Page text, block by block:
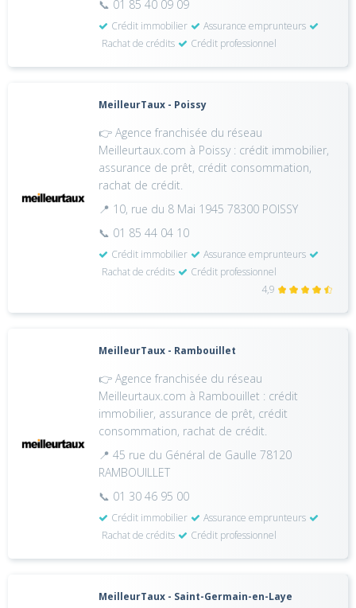
📞 01 85 40 09 09
Crédit immobilier
Assurance emprunteurs
Rachat de crédits
Crédit professionnel
MeilleurTaux - Poissy
👉 Agence franchisée du réseau
Meilleurtaux.com à Poissy : crédit immobilier,
assurance de prêt, crédit consommation,
rachat de crédit.
📍 10, rue du 8 Mai 1945 78300 POISSY
📞 01 85 44 04 10
Crédit immobilier
Assurance emprunteurs
Rachat de crédits
Crédit professionnel
4,9
MeilleurTaux - Rambouillet
👉 Agence franchisée du réseau
Meilleurtaux.com à Rambouillet : crédit
immobilier, assurance de prêt, crédit
consommation, rachat de crédit.
📍 45 rue du Général de Gaulle 78120
RAMBOUILLET
📞 01 30 46 95 00
Crédit immobilier
Assurance emprunteurs
Rachat de crédits
Crédit professionnel
MeilleurTaux - Saint-Germain-en-Laye